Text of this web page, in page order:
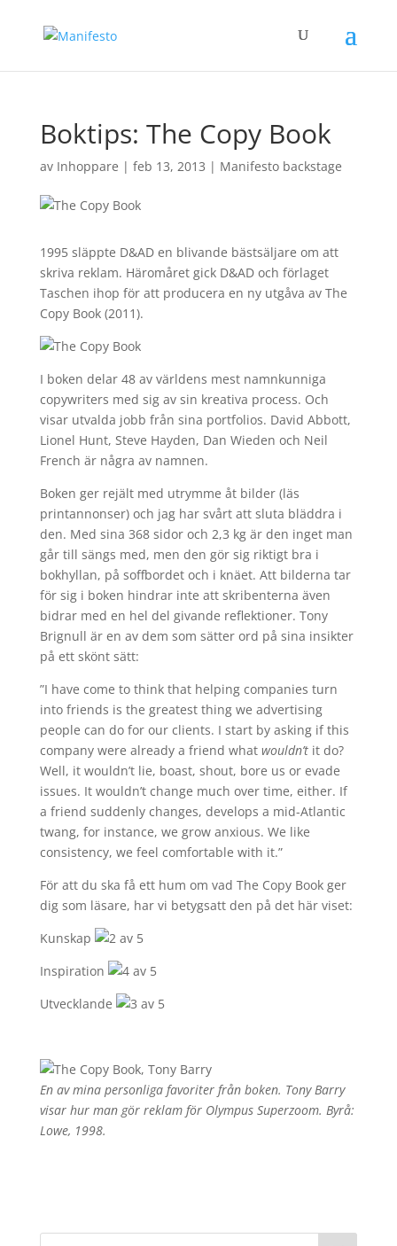
Boktips: The Copy Book
av Inhoppare | feb 13, 2013 | Manifesto backstage
1995 släppte D&AD en blivande bästsäljare om att
skriva reklam. Häromåret gick D&AD och förlaget
Taschen ihop för att producera en ny utgåva av The
Copy Book (2011).
I boken delar 48 av världens mest namnkunniga
copywriters med sig av sin kreativa process. Och
visar utvalda jobb från sina portfolios. David Abbott,
Lionel Hunt, Steve Hayden, Dan Wieden och Neil
French är några av namnen.
Boken ger rejält med utrymme åt bilder (läs
printannonser) och jag har svårt att sluta bläddra i
den. Med sina 368 sidor och 2,3 kg är den inget man
går till sängs med, men den gör sig riktigt bra i
bokhyllan, på soffbordet och i knäet. Att bilderna tar
för sig i boken hindrar inte att skribenterna även
bidrar med en hel del givande reflektioner. Tony
Brignull är en av dem som sätter ord på sina insikter
på ett skönt sätt:
”I have come to think that helping companies turn
into friends is the greatest thing we advertising
people can do for our clients. I start by asking if this
company were already a friend what wouldn’tit do?
Well, it wouldn’t lie, boast, shout, bore us or evade
issues. It wouldn’t change much over time, either. If
a friend suddenly changes, develops a mid-Atlantic
twang, for instance, we grow anxious. We like
consistency, we feel comfortable with it.”
För att du ska få ett hum om vad The Copy Book ger
dig som läsare, har vi betygsatt den på det här viset:
Kunskap
Inspiration
Utvecklande
En av mina personliga favoriter från boken. Tony Barry
visar hur man gör reklam för Olympus Superzoom. Byrå:
Lowe, 1998.